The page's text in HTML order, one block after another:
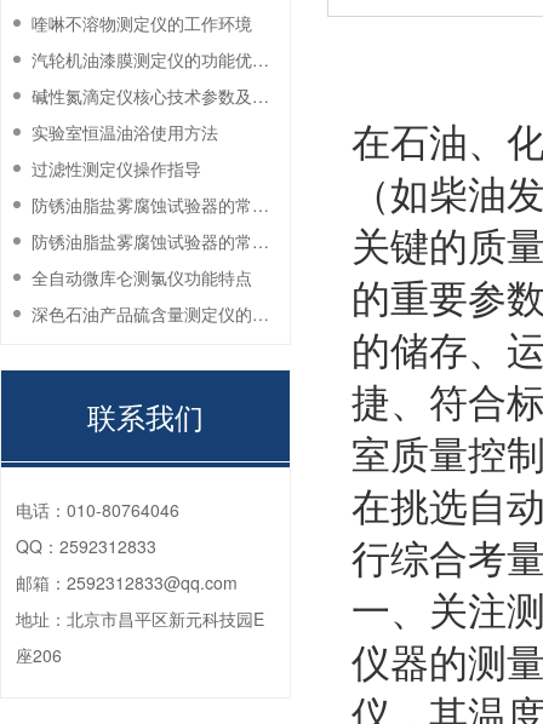
在石油、
（如柴油
关键的质
的重要参
的储存、
捷、符合
室质量控
在挑选自
行综合考
一、关注
仪器的测
仪，其温
喹啉不溶物测定仪的工作环境
汽轮机油漆膜测定仪的功能优势有哪些？
碱性氮滴定仪核心技术参数及应用说明
实验室恒温油浴使用方法
过滤性测定仪操作指导
防锈油脂盐雾腐蚀试验器的常见故障与解决方法
防锈油脂盐雾腐蚀试验器的常见故障与解决方法
全自动微库仑测氯仪功能特点
深色石油产品硫含量测定仪的工作环境要求
联系我们
电话： 010-80764046
QQ： 2592312833
邮箱： 2592312833@qq.com
地址： 北京市昌平区新元科技园E
座206